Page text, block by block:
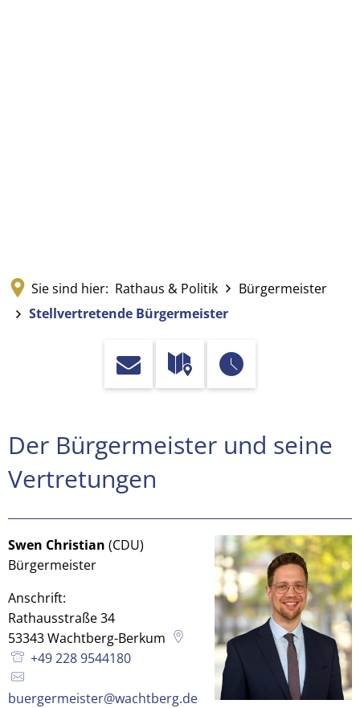
Sie sind hier: Rathaus & Politik
Bürgermeister
Stellvertretende Bürgermeister
Stellvertretende
Bürgermeister
Der Bürgermeister und seine
Vertretungen
Swen Christian (CDU)
Bürgermeister
Anschrift:
Rathausstraße 34
53343Wachtberg-Berkum
+49 228 9544180
buergermeister@wachtberg.de